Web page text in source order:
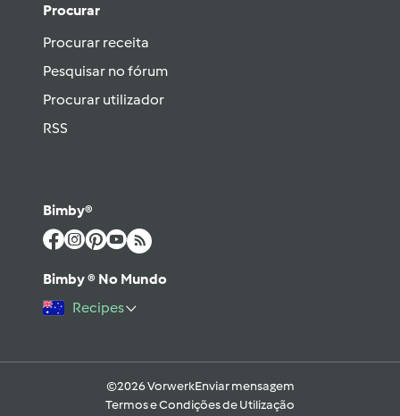
Procurar
Procurar receita
Pesquisar no fórum
Procurar utilizador
RSS
Bimby®
Bimby ® No Mundo
Recipes
©2026 VorwerkEnviar mensagem
Termos e Condições de Utilização